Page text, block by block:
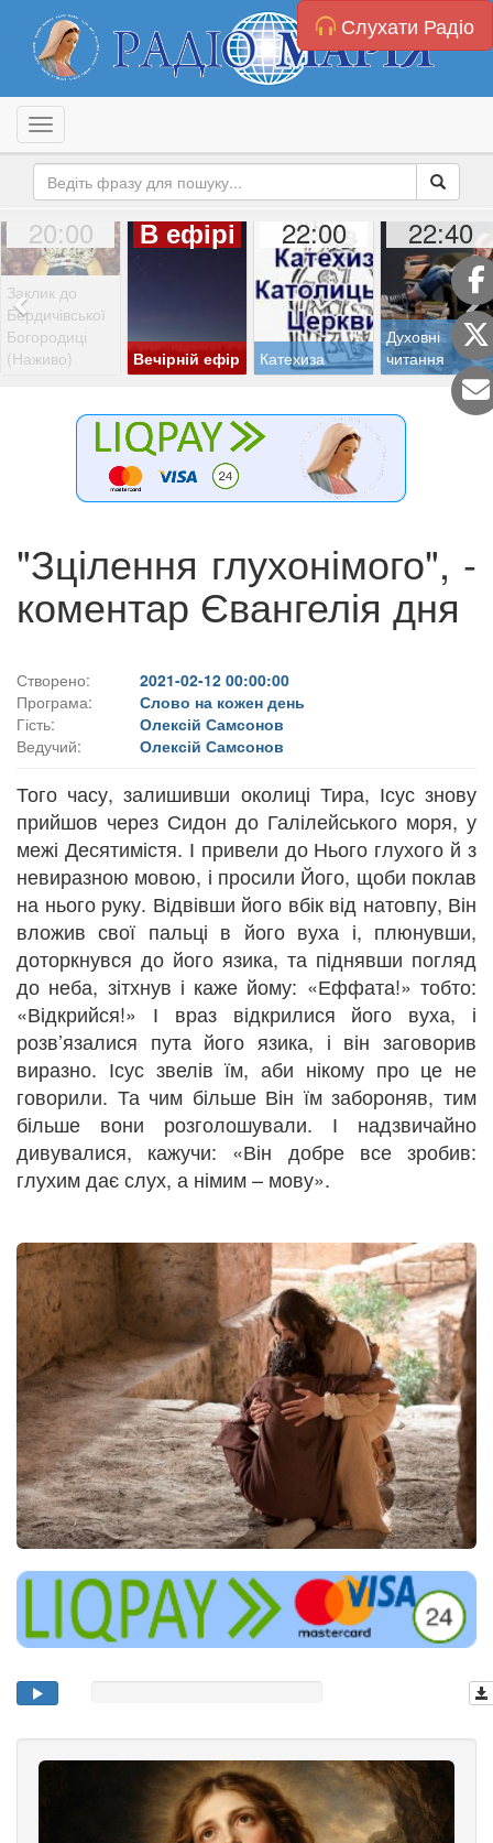
Слухати Радіо
Toggle navigation
20:00
Заклик до
Бердичівської
Богородиці
(Наживо)
В ефірі
Вечірній ефір
22:00
Катехиза
22:40
Духовні
читання
"Зцілення глухонімого", -
коментар Євангелія дня
Створено:
2021-02-12 00:00:00
Програма:
Слово на кожен день
Гість:
Олексій Самсонов
Ведучий:
Олексій Самсонов
Того часу, залишивши околиці Тира, Ісус знову
прийшов через Сидон до Галілейського моря, у
межі Десятимістя. І привели до Нього глухого й з
невиразною мовою, і просили Його, щоби поклав
на нього руку. Відвівши його вбік від натовпу, Він
вложив свої пальці в його вуха і, плюнувши,
доторкнувся до його язика, та піднявши погляд
до неба, зітхнув і каже йому: «Еффата!» тобто:
«Відкрийся!» І враз відкрилися його вуха, і
розв’язалися пута його язика, і він заговорив
виразно. Ісус звелів їм, аби нікому про це не
говорили. Та чим більше Він їм забороняв, тим
більше вони розголошували. І надзвичайно
дивувалися, кажучи: «Він добре все зробив:
глухим дає слух, а німим – мову».